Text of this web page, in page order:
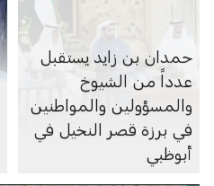
حمدان بن زايد يستقبل
عدداً من الشيوخ
والمسؤولين والمواطنين
في برزة قصر النخيل في
أبوظبي